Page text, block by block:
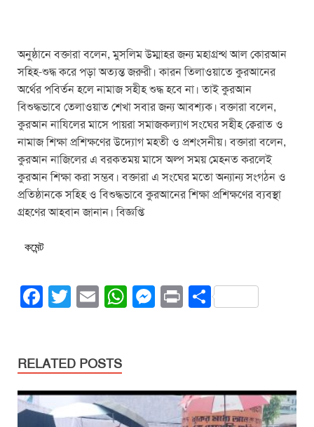
অনুষ্ঠানে বক্তারা বলেন, মুসলিম উম্মাহর জন্য মহাগ্রন্থ আল কোরআন
সহিহ-শুদ্ধ করে পড়া অত্যন্ত জরুরী। কারন তিলাওয়াতে কুরআনের
অর্থের পবির্তন হলে নামাজ সহীহ শুদ্ধ হবে না। তাই কুরআন
বিশুদ্ধভাবে তেলাওয়াত শেখা সবার জন্য আবশ্যক। বক্তারা বলেন,
কুরআন নাযিলের মাসে পায়রা সমাজকল্যাণ সংঘের সহীহ ক্বেরাত ও
নামাজ শিক্ষা প্রশিক্ষণের উদ্যোগ মহতী ও প্রশংসনীয়। বক্তারা বলেন,
কুরআন নাজিলের এ বরকতময় মাসে অল্প সময় মেহনত করলেই
কুরআন শিক্ষা করা সম্ভব। বক্তারা এ সংঘের মতো অন্যান্য সংগঠন ও
প্রতিষ্ঠানকে সহিহ ও বিশুদ্ধভাবে কুরআনের শিক্ষা প্রশিক্ষণের ব্যবস্থা
গ্রহণের আহবান জানান। বিজ্ঞপ্তি
কমেন্ট
F
e
b
o
T
er
E
W
A
p
M
n
Pr S
RELATED POSTS